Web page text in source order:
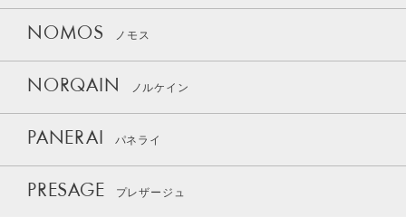
NOMOS ノモス
NORQAIN ノルケイン
PANERAI パネライ
PRESAGE プレザージュ